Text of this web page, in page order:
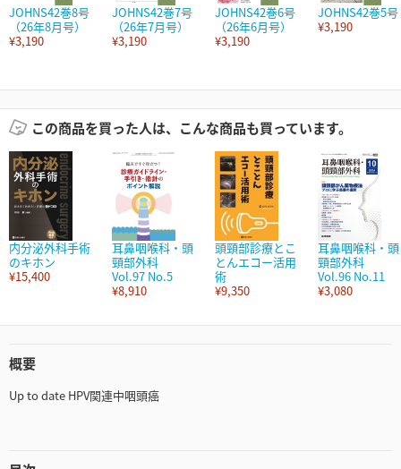
JOHNS42巻8号
（26年8月号）
¥3,190
JOHNS42巻7号
（26年7月号）
¥3,190
JOHNS42巻6号
（26年6月号）
¥3,190
JOHNS42巻5号
¥3,190
この商品を買った人は、こんな商品も買っています。
内分泌外科手術
のキホン
¥15,400
耳鼻咽喉科・頭
頸部外科
Vol.97 No.5
¥8,910
頭頸部診療とこ
とんエコー活用
術
¥9,350
耳鼻咽喉科・頭
頸部外科
Vol.96 No.11
¥3,080
概要
Up to date HPV関連中咽頭癌